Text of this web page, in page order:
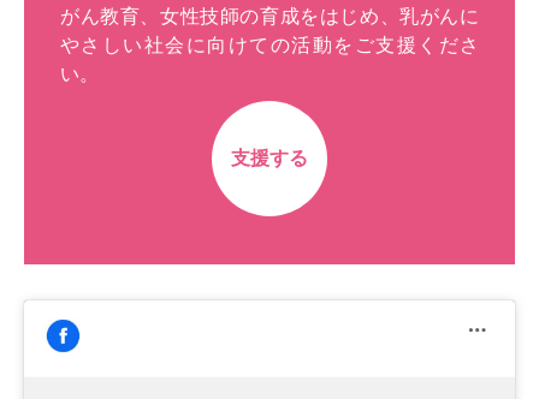
がん教育、女性技師の育成をはじめ、乳がんに
やさしい社会に向けての活動をご支援くださ
い。
支援する